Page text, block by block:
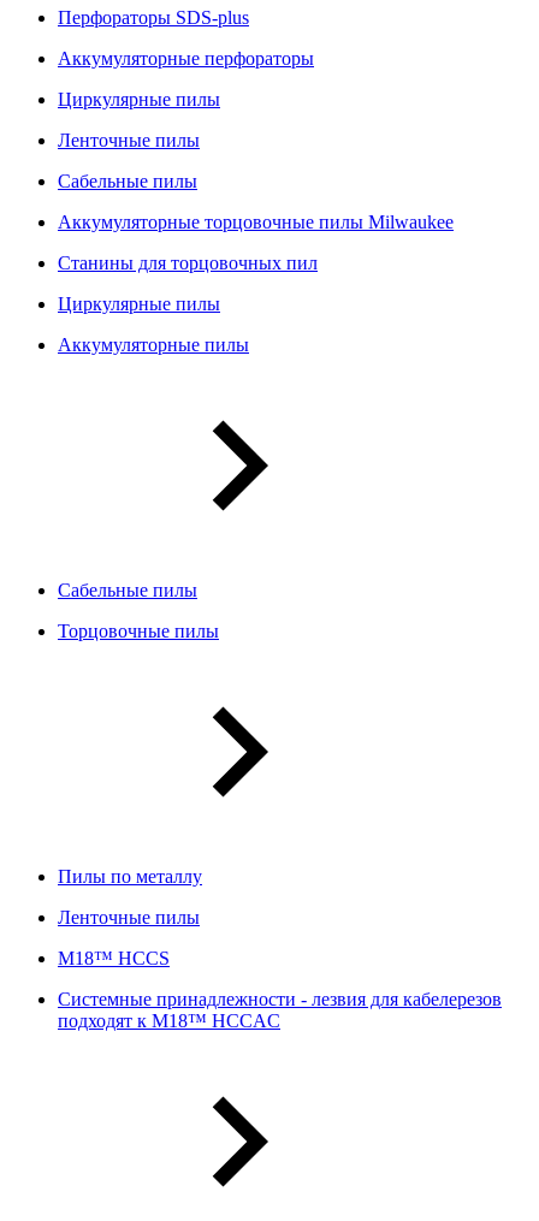
Перфораторы SDS-plus
Аккумуляторные перфораторы
Циркулярные пилы
Ленточные пилы
Сабельные пилы
Аккумуляторные торцовочные пилы Milwaukee
Станины для торцовочных пил
Циркулярные пилы
Аккумуляторные пилы
Сабельные пилы
Торцовочные пилы
Пилы по металлу
Ленточные пилы
M18™ HCCS
Системные принадлежности - лезвия для кабелерезов
подходят к M18™ HCCAC